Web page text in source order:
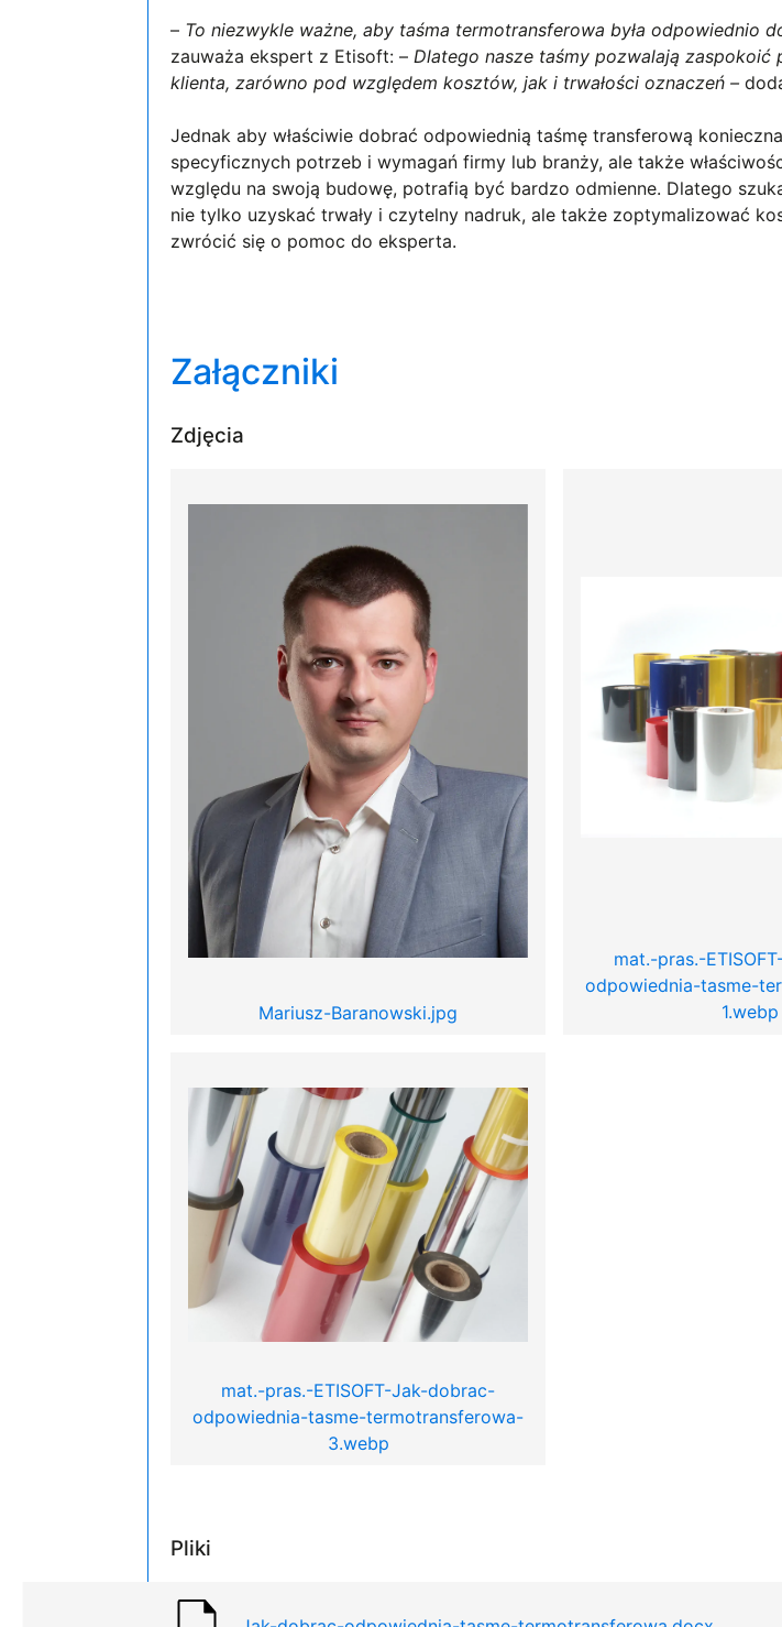
– To niezwykle ważne, aby taśma termotransferowa była odpowiednio
zauważa ekspert z Etisoft: –Dlatego nasze taśmy pozwalają zaspokoić
klienta, zarówno pod względem kosztów, jak i trwałości oznaczeń –
Jednak aby właściwie dobrać odpowiednią taśmę transferową
specyficznych potrzeb i wymagań firmy lub branży, ale także
względu na swoją budowę, potrafią być bardzo odmienne. Dlatego
nie tylko uzyskać trwały i czytelny nadruk, ale także zoptymalizować
zwrócić się o pomoc do eksperta.
Załączniki
Zdjęcia
Mariusz-Baranowski.jpg
mat.-pras.-
odpowiednia-tasme-
1.webp
mat.-pras.-ETISOFT-Jak-dobrac-
odpowiednia-tasme-termotransferowa-
3.webp
Pliki